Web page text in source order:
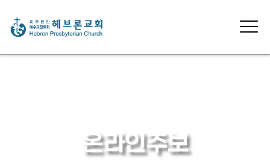
온라인주보